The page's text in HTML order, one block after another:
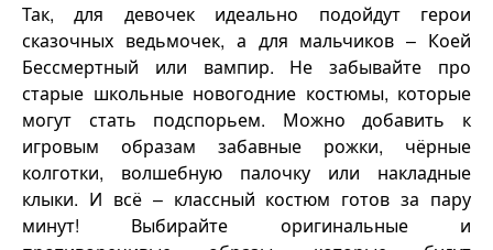
Так, для девочек идеально подойдут герои
сказочных ведьмочек, а для мальчиков – Коей
Бессмертный или вампир. Не забывайте про
старые школьные новогодние костюмы, которые
могут стать подспорьем. Можно добавить к
игровым образам забавные рожки, чёрные
колготки, волшебную палочку или накладные
клыки. И всё – классный костюм готов за пару
минут! Выбирайте оригинальные и